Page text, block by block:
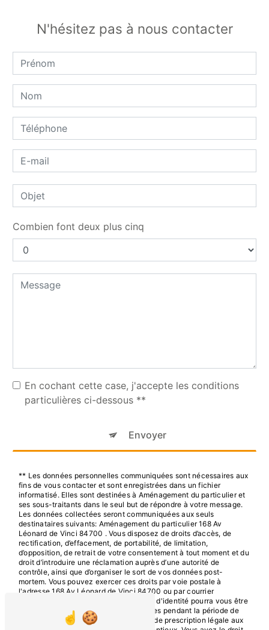
N'hésitez pas à nous contacter
Combien font deux plus cinq
En cochant cette case, j'accepte les conditions
particulières ci-dessous **
Envoyer
** Les données personnelles communiquées sont nécessaires aux
fins de vous contacter et sont enregistrées dans un fichier
informatisé. Elles sont destinées à Aménagement du particulier et
ses sous-traitants dans le seul but de répondre à votre message.
Les données collectées seront communiquées aux seuls
destinataires suivants: Aménagement du particulier 168 Av
Léonard de Vinci 84700 . Vous disposez de droits d’accès, de
rectification, d’effacement, de portabilité, de limitation,
d’opposition, de retrait de votre consentement à tout moment et du
droit d’introduire une réclamation auprès d’une autorité de
contrôle, ainsi que d’organiser le sort de vos données post-
mortem. Vous pouvez exercer ces droits par voie postale à
l'adresse 168 Av Léonard de Vinci 84700 ou par courrier
électronique à l'adresse . Un justificatif d'identité pourra vous être
demandé. Nous conservons vos données pendant la période de
prise de contact puis pendant la durée de prescription légale aux